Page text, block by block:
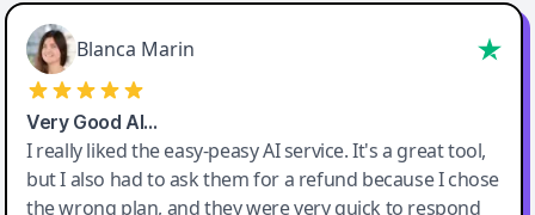
Blanca Marin
Very Good AI…
I really liked the easy-peasy AI service. It's a great tool,
but I also had to ask them for a refund because I chose
the wrong plan, and they were very quick to respond